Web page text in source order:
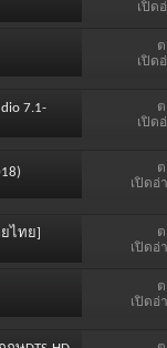
เปิด
เปิด
7.1-
เปิด
เปิดอ่
ยไทย]
เปิดอ่
เปิดอ่